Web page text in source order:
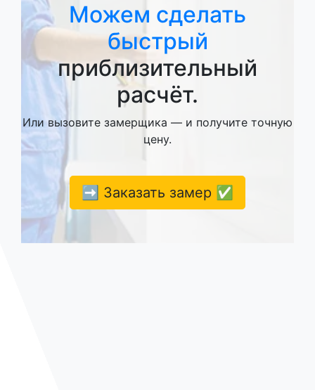
Можем сделать
быстрый
приблизительный
расчёт.
Или вызовите замерщика — и получите точную
цену.
➡️ Заказать замер ✅